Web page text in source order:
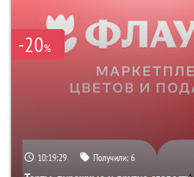
-20%
10:19:28 Получили:6